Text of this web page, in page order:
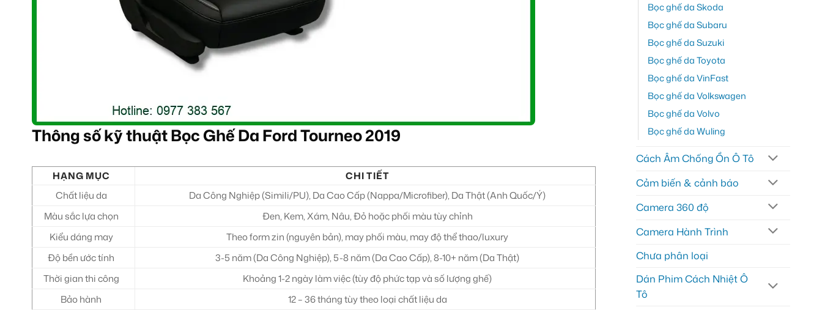
Thông số kỹ thuật Bọc Ghế Da Ford Tourneo 2019
HẠNG MỤC
CHI TIẾT
Chất liệu da
Da Công Nghiệp (Simili/PU), Da Cao Cấp (Nappa/Microfiber), Da Thật (Anh Quốc/Ý)
Màu sắc lựa chọn
Đen, Kem, Xám, Nâu, Đỏ hoặc phối màu tùy chỉnh
Kiểu dáng may
Theo form zin (nguyên bản), may phối màu, may độ thể thao/luxury
Độ bền ước tính
3-5 năm (Da Công Nghiệp), 5-8 năm (Da Cao Cấp), 8-10+ năm (Da Thật)
Thời gian thi công
Khoảng 1-2 ngày làm việc (tùy độ phức tạp và số lượng ghế)
Bảo hành
12 – 36 tháng tùy theo loại chất liệu da
Bọc ghế da Skoda
Bọc ghế da Subaru
Bọc ghế da Suzuki
Bọc ghế da Toyota
Bọc ghế da VinFast
Bọc ghế da Volkswagen
Bọc ghế da Volvo
Bọc ghế da Wuling
Cách Âm Chống Ồn Ô Tô
Cảm biến & cảnh báo
Camera 360 độ
Camera Hành Trình
Chưa phân loại
Dán Phim Cách Nhiệt Ô
Tô